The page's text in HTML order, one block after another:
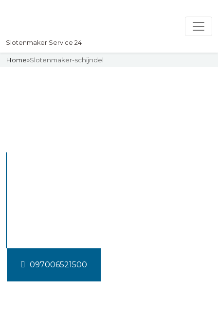
Slotenmaker Service 24
Home»Slotenmaker-schijndel
097006521500